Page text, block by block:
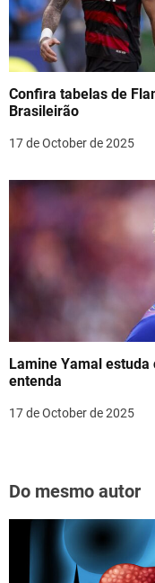
Confira tabelas de
Brasileirão
17 de October de 2025
Lamine Yamal
entenda
17 de October de 2025
Do mesmo autor